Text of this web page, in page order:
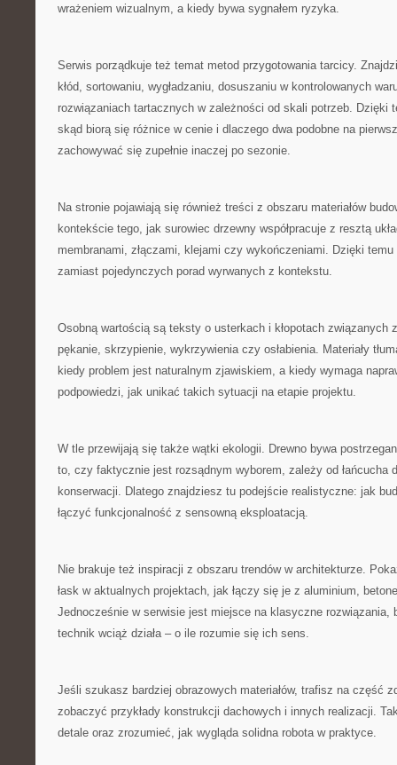
wrażeniem wizualnym, a kiedy bywa sygnałem ryzyka.
Serwis porządkuje też temat metod przygotowania tarcicy.
kłód, sortowaniu, wygładzaniu, dosuszaniu w kontrolowanych
rozwiązaniach tartacznych w zależności od skali potrzeb. Dzięki
skąd biorą się różnice w cenie i dlaczego dwa podobne na
zachowywać się zupełnie inaczej po sezonie.
Na stronie pojawiają się również treści z obszaru materiałów
kontekście tego, jak surowiec drzewny współpracuje z resztą
membranami, złączami, klejami czy wykończeniami. Dzięki
zamiast pojedynczych porad wyrwanych z kontekstu.
Osobną wartością są teksty o usterkach i kłopotach związanych
pękanie, skrzypienie, wykrzywienia czy osłabienia. Materiały
kiedy problem jest naturalnym zjawiskiem, a kiedy wymaga
podpowiedzi, jak unikać takich sytuacji na etapie projektu.
W tle przewijają się także wątki ekologii. Drewno bywa
to, czy faktycznie jest rozsądnym wyborem, zależy od łańcucha
konserwacji. Dlatego znajdziesz tu podejście realistyczne: jak
łączyć funkcjonalność z sensowną eksploatacją.
Nie brakuje też inspiracji z obszaru trendów w architekturze.
łask w aktualnych projektach, jak łączy się je z aluminium,
Jednocześnie w serwisie jest miejsce na klasyczne rozwiązania,
technik wciąż działa – o ile rozumie się ich sens.
Jeśli szukasz bardziej obrazowych materiałów, trafisz na część
zobaczyć przykłady konstrukcji dachowych i innych realizacji.
detale oraz zrozumieć, jak wygląda solidna robota w praktyce.